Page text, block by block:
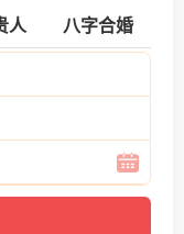
人 八字合婚